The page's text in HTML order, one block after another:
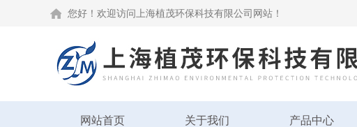
您好！欢迎访问上海植茂环保科技有限公司网站！
网站首页 关于我们 产品中心